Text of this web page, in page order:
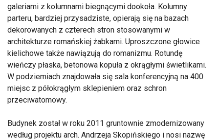
galeriami z kolumnami biegnącymi dookoła. Kolumny
parteru, bardziej przysadziste, opierają się na bazach
dekorowanych z czterech stron stosowanymi w
architekturze romańskiej żabkami. Uproszczone głowice
kielichowe także nawiązują do romanizmu. Rotundę
wieńczy płaska, betonowa kopuła z okrągłymi świetlikami.
W podziemiach znajdowała się sala konferencyjną na 400
miejsc z półokrągłym sklepieniem oraz schron
przeciwatomowy.
Budynek został w roku 2011 gruntownie zmodernizowany
według projektu arch. Andrzeja Skopińskiego i nosi nazwę